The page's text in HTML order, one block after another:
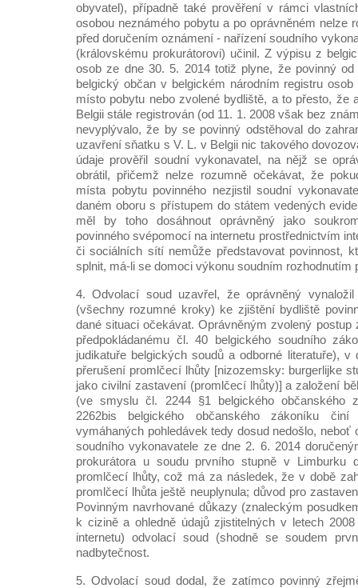
obyvatel), případně také prověření v rámci
osobou neznámého pobytu a po oprávněném nelze
před doručením oznámení - nařízení soudního
(královskému prokurátorovi) učinil. Z výpisu z
osob ze dne 30. 5. 2014 totiž plyne, že povinný
belgický občan v belgickém národním registru
místo pobytu nebo zvolené bydliště, a to přesto, že
Belgii stále registrován (od 11. 1. 2008 však bez
nevyplývalo, že by se povinný odstěhoval do
uzavření sňatku s V. L. v Belgii nic takového
údaje prověřil soudní vykonavatel, na nějž se
obrátil, přičemž nelze rozumně očekávat, že
místa pobytu povinného nezjistil soudní
daném oboru s přístupem do státem vedených
měl by toho dosáhnout oprávněný jako
povinného svépomocí na internetu prostřednictvím
či sociálních sítí nemůže představovat povinnost,
splnit, má-li se domoci výkonu soudním rozhodnutím
4. Odvolací soud uzavřel, že oprávněný
(všechny rozumné kroky) ke zjištění bydliště
dané situaci očekávat. Oprávněným zvolený postup
předpokládanému čl. 40 belgického soudního
judikatuře belgických soudů a odborné literatuře),
přerušení promlčecí lhůty [nizozemsky: burgerlijke
jako civilní zastavení (promlčecí lhůty)] a založení
(ve smyslu čl. 2244 §1 belgického občanského
2262bis belgického občanského zákoníku
vymáhaných pohledávek tedy dosud nedošlo, neboť
soudního vykonavatele ze dne 2. 6. 2014
prokurátora u soudu prvního stupně v Limburku
promlčecí lhůty, což má za následek, že v době
promlčecí lhůta ještě neuplynula; důvod pro
Povinným navrhované důkazy (znaleckým
k cizině a ohledně údajů zjistitelných v letech
internetu) odvolací soud (shodně se soudem
nadbytečnost.
5. Odvolací soud dodal, že zatímco povinný